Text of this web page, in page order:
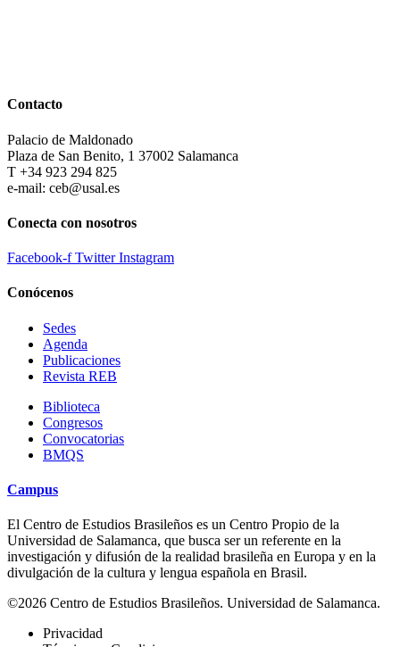
Contacto
Palacio de Maldonado
Plaza de San Benito, 1 37002 Salamanca
T +34 923 294 825
e-mail: ceb@usal.es
Conecta con nosotros
Facebook-f Twitter Instagram
Conócenos
Sedes
Agenda
Publicaciones
Revista REB
Biblioteca
Congresos
Convocatorias
BMQS
Campus
El Centro de Estudios Brasileños es un Centro Propio de la
Universidad de Salamanca, que busca ser un referente en la
investigación y difusión de la realidad brasileña en Europa y en la
divulgación de la cultura y lengua española en Brasil.
©2026 Centro de Estudios Brasileños. Universidad de Salamanca.
Privacidad